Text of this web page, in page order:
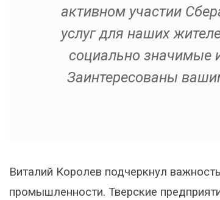
активном участии
услуг для наших
социально значимые
Заинтересованы
Виталий Королев подчеркнул важ
промышленности. Тверские